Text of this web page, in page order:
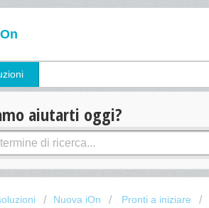
aiutarti oggi?
Nuova iOn Pronti a iniziare